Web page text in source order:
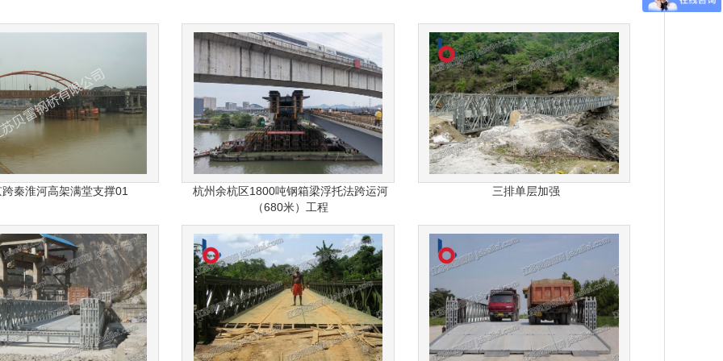
秦淮河高架满堂支撑01
杭州余杭区1800吨钢箱梁浮托法跨运河
（680米）工程
三排单层加强